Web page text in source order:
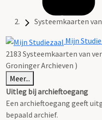
Systeemkaarten
Mijn
2183 Systeemkaarten van
Groninger Archieven )
Meer...
Uitleg bij archieftoegang
Een archieftoegang geeft
bepaald archief.